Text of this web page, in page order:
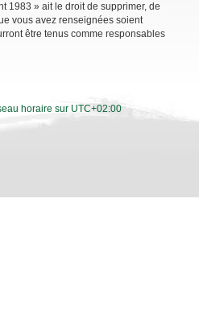
1983 » ait le droit de supprimer, de
vous avez renseignées soient
être tenus comme responsables
horaire sur UTC+02:00